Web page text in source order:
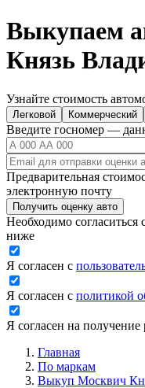
Выкупаем
Князь
Узнайте стоимость
Легковой Коммерческий
Введите госномер —
Предварительная
электронную почту
Получить оценку авто
Необходимо
ниже
Я согласен с
Я согласен с политикой
Я согласен на
Главная
По маркам
Выкуп Москвич